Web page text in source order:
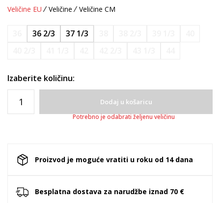
Veličine EU Veličine Veličine CM
36 2/3 37 1/3
Izaberite količinu:
Dodaj u košaricu
Potrebno je odabrati željenu veličinu
Proizvod je moguće vratiti u roku od 14 dana
Besplatna dostava za narudžbe iznad 70 €